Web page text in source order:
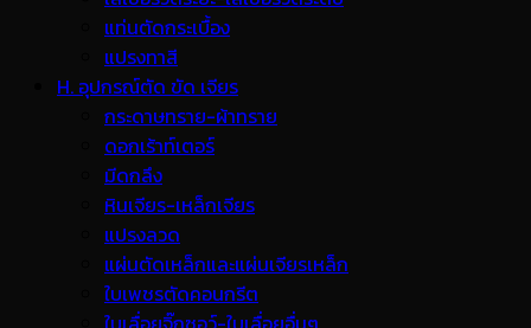
แท่นตัดกระเบื้อง
แปรงทาสี
H. อุปกรณ์ตัด ขัด เจียร
กระดาษทราย-ผ้าทราย
ดอกเร้าท์เตอร์
มีดกลึง
หินเจียร-เหล็กเจียร
แปรงลวด
แผ่นตัดเหล็กและแผ่นเจียรเหล็ก
ใบเพชรตัดคอนกรีต